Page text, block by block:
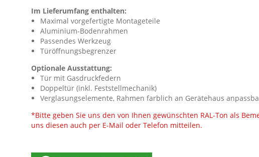
Im Lieferumfang enthalten:
Maximal vorgefertigte Montageteile
Aluminium-Bodenrahmen
Passendes Werkzeug
Türöffnungsbegrenzer
Optionale Ausstattung:
Tür mit Gasdruckfedern
Doppeltür (inkl. Feststellmechanik)
Verglasungselemente, Rahmen farblich an Gerätehaus
*Bitte geben Sie uns den von Ihnen gewünschten RAL-Ton als
uns diesen auch per E-Mail oder Telefon mitteilen.